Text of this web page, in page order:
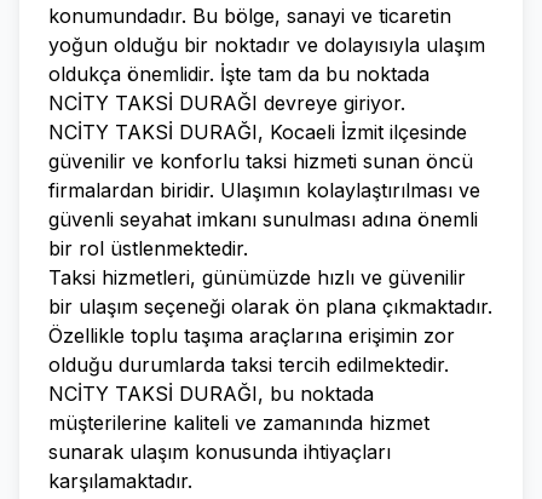
konumundadır. Bu bölge, sanayi ve ticaretin
yoğun olduğu bir noktadır ve dolayısıyla ulaşım
oldukça önemlidir. İşte tam da bu noktada
NCİTY TAKSİ DURAĞI devreye giriyor.
NCİTY TAKSİ DURAĞI, Kocaeli İzmit ilçesinde
güvenilir ve konforlu taksi hizmeti sunan öncü
firmalardan biridir. Ulaşımın kolaylaştırılması ve
güvenli seyahat imkanı sunulması adına önemli
bir rol üstlenmektedir.
Taksi hizmetleri, günümüzde hızlı ve güvenilir
bir ulaşım seçeneği olarak ön plana çıkmaktadır.
Özellikle toplu taşıma araçlarına erişimin zor
olduğu durumlarda taksi tercih edilmektedir.
NCİTY TAKSİ DURAĞI, bu noktada
müşterilerine kaliteli ve zamanında hizmet
sunarak ulaşım konusunda ihtiyaçları
karşılamaktadır.